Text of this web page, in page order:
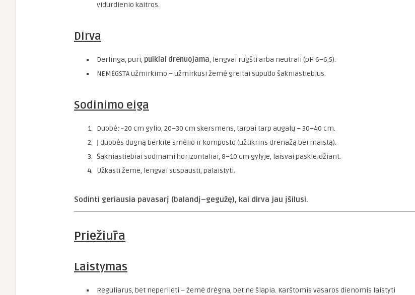
vidurdienio kaitros.
Dirva
Derlinga, puri, puikiai drenuojama, lengvai rūgšti arba neutrali (pH 6–6,5).
NEMĖGSTA užmirkimo – užmirkusi žemė greitai supūdo šakniastiebius.
Sodinimo eiga
Duobė: ~20 cm gylio, 20–30 cm skersmens, tarpai tarp augalų – 30–40 cm.
Į duobės dugną berkite smėlio ir komposto (užtikrins drenažą bei maistą).
Šakniastiebiai sodinami horizontaliai, 8–10 cm gylyje, laisvai paskleidžiant.
Užkasti žeme, lengvai suspausti, palaistyti.
Sodinti geriausia pavasarį (balandį–gegužę), kai dirva jau įšilusi.
Priežiūra
Laistymas
Reguliarus, bet neperlieti – žemė drėgna, bet ne šlapia. Karštomis vasaros dienomis laistyti